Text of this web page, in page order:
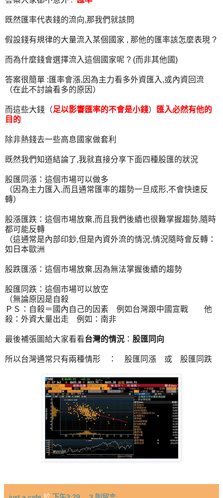
既然匯率代表錢的流向,那我們就該問
假設錢有規律的大量流入某個國家 , 那他的匯率該怎麼表現 ?
而為什麼錢會選擇流入這個國家呢 ? (而非其他國)
答案很簡單 :匯率會漲,因為主力看多外資匯入,或內資回流
（在此不討論看多的原因）
而這些大錢（足以影響匯率的不會是小錢）
匯入必然有他的
目的
除非熱錢去一些高息國家做套利
既然我們知道結論了,我就直接分享下面四種股匯的狀況
股匯同漲：這個市場可以做多
（因為主力匯入,而且通常匯率的趨勢一旦成形,不會快速反
轉）
股漲匯跌：這個市場放棄,而且我們後續也很難掌握趨勢,隨時
都可能反轉
（這通常是內部印鈔,但是內資外流的情況,情況隨時會反轉：
如日本歐洲
股跌匯漲：這個市場放棄,因為無法掌握後續的趨勢
股匯同跌：這個市場可以放空
（無論原因是自殺
ＰＳ：自殺＝國內自己的因素 例如台灣跟中國宣戰 他
殺：外資大量出走 例如：南非
最後補張圖給大家看看台灣的情況 ： 股匯同向
所以台灣通常只有兩種情形 ： 股匯同漲 或 股匯同跌